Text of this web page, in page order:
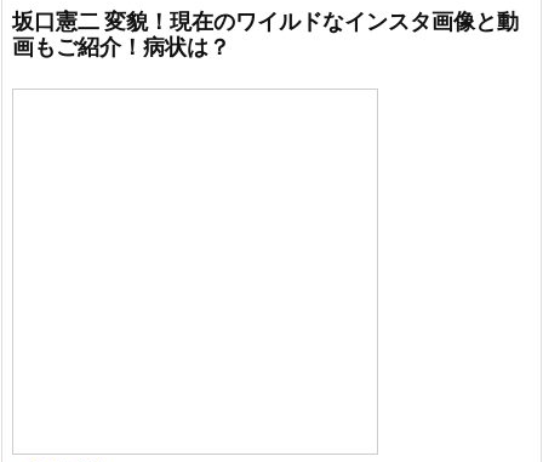
坂口憲二 変貌！現在のワイルドなインスタ画像と動
画もご紹介！病状は？